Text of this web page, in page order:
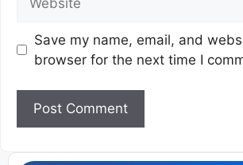
Save my name, email, and
browser for the next time I